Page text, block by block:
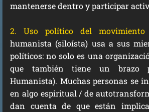
mantenerse dentro y participar
2. Uso político del movimiento
humanista (siloísta) usa a sus
políticos: no solo es una
que también tiene un brazo
Humanista). Muchas personas se
en algo espiritual / de
dan cuenta de que están